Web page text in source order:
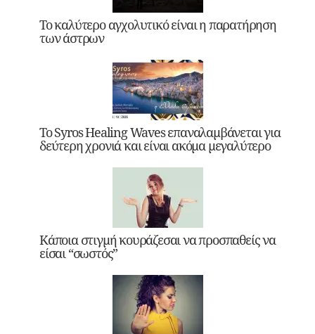
Το καλύτερο αγχολυτικό είναι η παρατήρηση
των άστρων
Το Syros Healing Waves επαναλαμβάνεται για
δεύτερη χρονιά και είναι ακόμα μεγαλύτερο
Κάποια στιγμή κουράζεσαι να προσπαθείς να
είσαι “σωστός”